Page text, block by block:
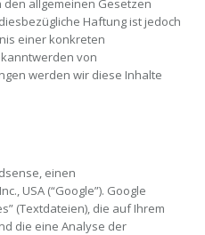
allgemeinen Gesetzen
Haftung ist jedoch
einer konkreten
von
werden wir diese Inhalte
einen
USA (“Google”). Google
(Textdateien), die auf Ihrem
die eine Analyse der